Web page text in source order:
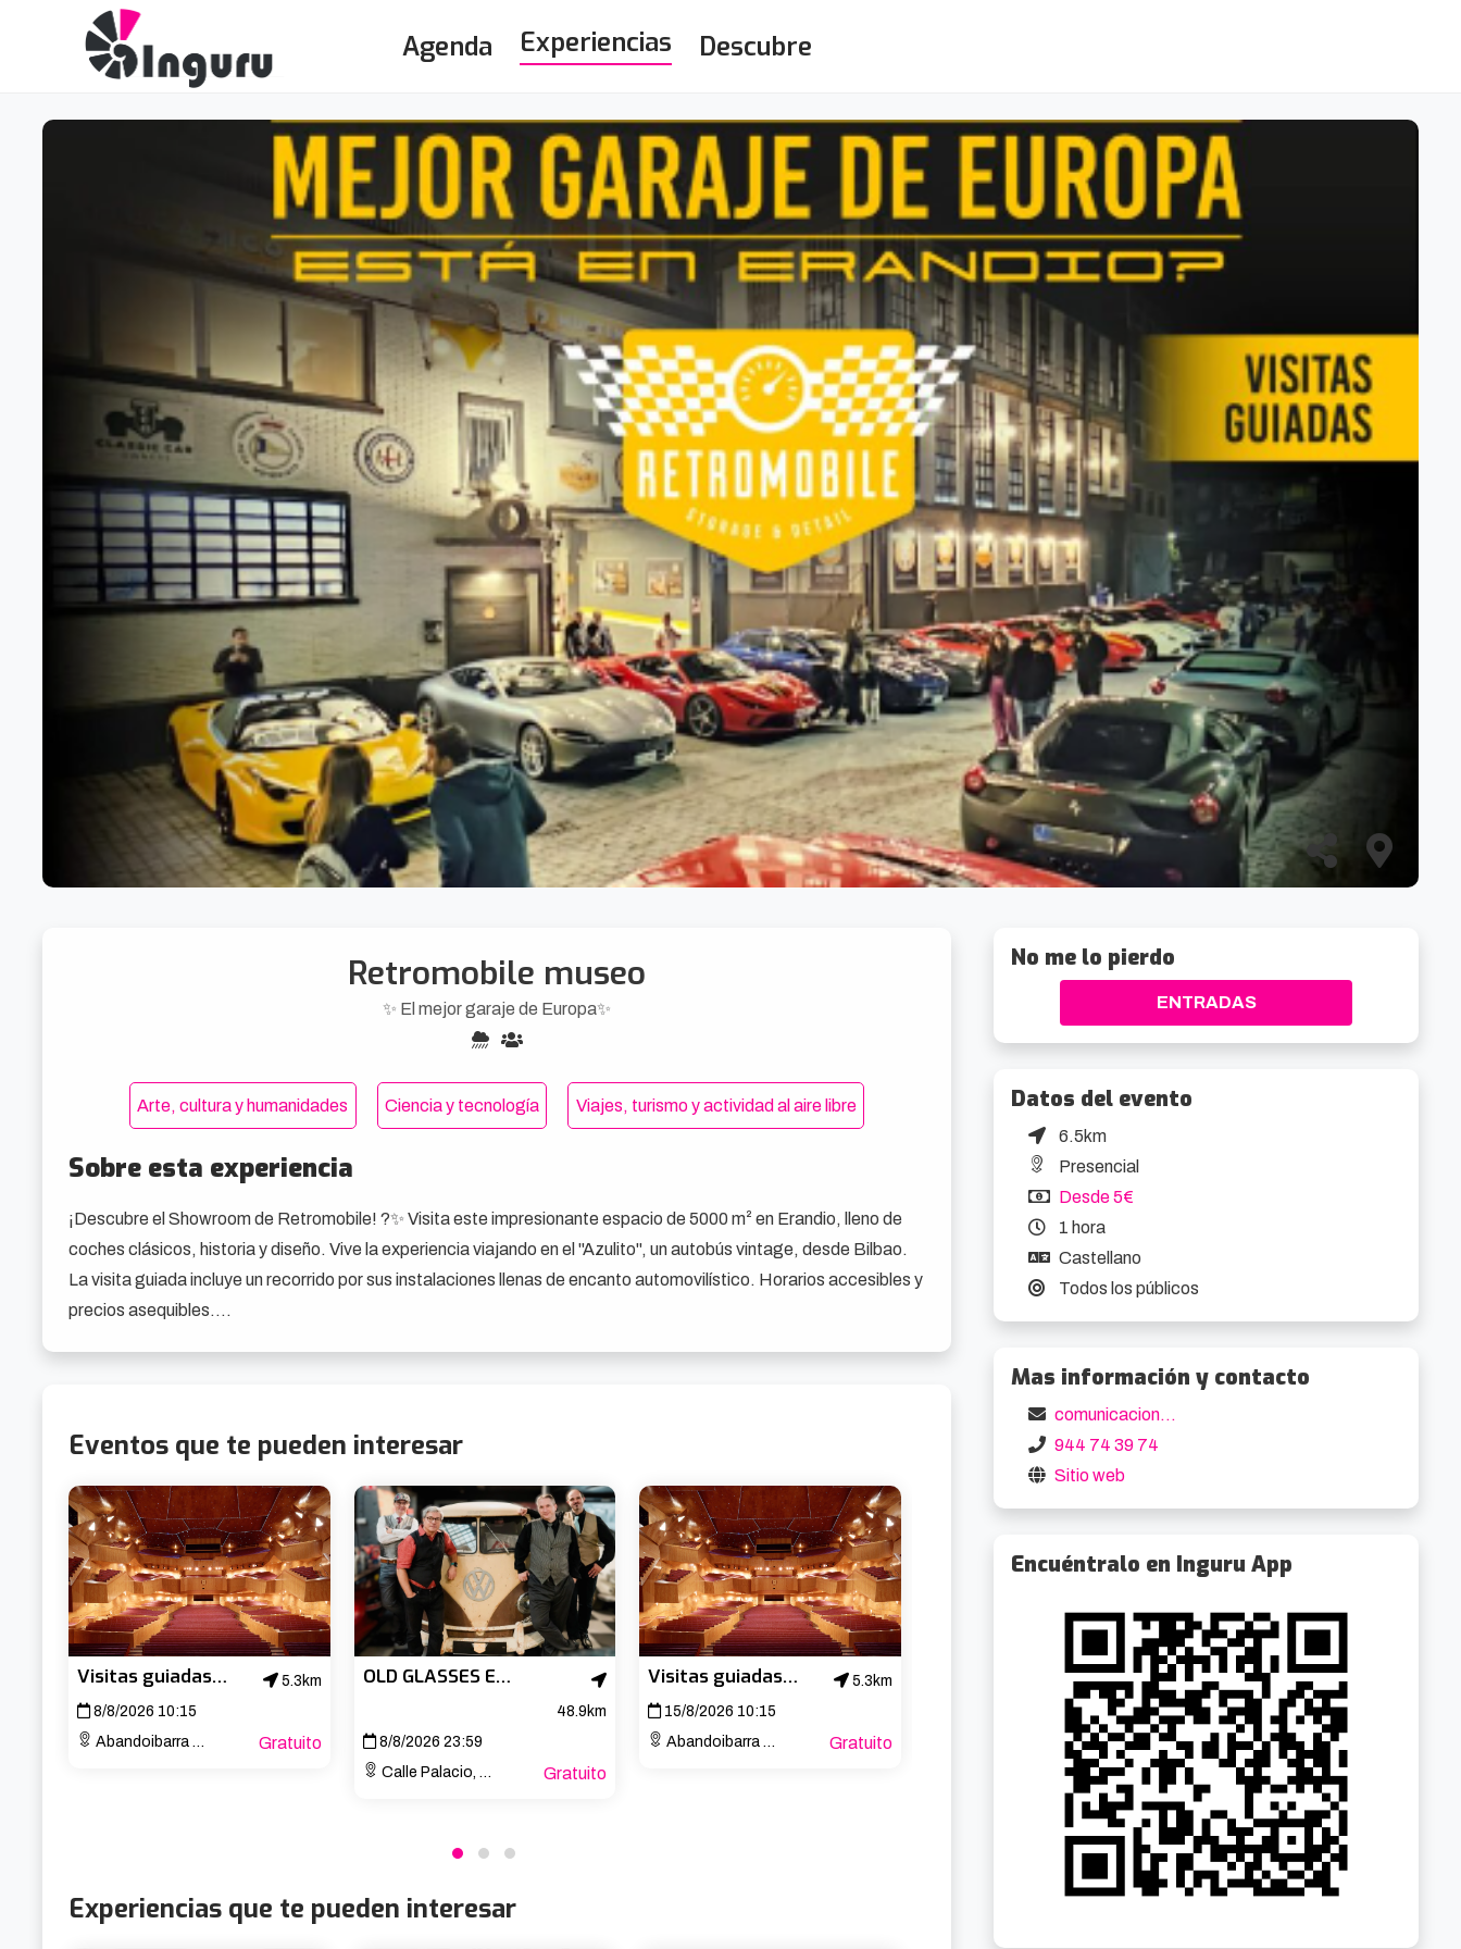
Agenda Experiencias Descubre
Retromobile museo
✨ El mejor garaje de Europa✨
Arte, cultura y humanidades Ciencia y tecnología Viajes, turismo y actividad al aire libre
Sobre esta experiencia
¡Descubre el Showroom de Retromobile! ?✨ Visita este impresionante espacio de 5000 m² en Erandio, lleno de
coches clásicos, historia y diseño. Vive la experiencia viajando en el "Azulito", un autobús vintage, desde Bilbao.
La visita guiada incluye un recorrido por sus instalaciones llenas de encanto automovilístico. Horarios accesibles y
precios asequibles.
▪️ Recorrido por 5000 m² de coches clásicos.
▪️ Historias fascinantes de automovilismo.
▪️ Experiencia ideal para fans del motor.
▪️ Instalaciones modernas y llenas de estilo.
¡Reserva ya y acelera hacia esta experiencia inolvidable! Más info aquí.
Disponible sólo los Sábados por la mañana.
Eventos que te pueden interesar
Visitas guiadas al Palacio Euskalduna
5.3km
8/8/2026 10:15
Abandoibarra Etorb., 4
Gratuito
OLD GLASSES EN EL ROCK HOUSE DE NOJA
48.9km
8/8/2026 23:59
Calle Palacio, 8, Noja, Cantabria
Gratuito
Visitas guiadas al Palacio Euskalduna
5.3km
15/8/2026 10:15
Abandoibarra Etorb., 4
Gratuito
Visitas guiadas al Palacio Euskalduna
5.3km
Gratuito
29/8/2026 10:15
Abandoibarra Etorb., 4
Experiencias que te pueden interesar
No me lo pierdo
ENTRADAS
Datos del evento
6.5km
Presencial
Desde 5€
1 hora
Castellano
Todos los públicos
Mas información y contacto
comunicacion@retromobile.es
944 74 39 74
Sitio web
Encuéntralo en Inguru App